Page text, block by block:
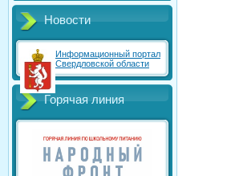
Новости
Информационный портал
Свердловской области
Горячая линия